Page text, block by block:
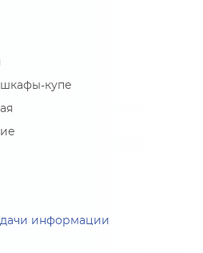
купе
информации